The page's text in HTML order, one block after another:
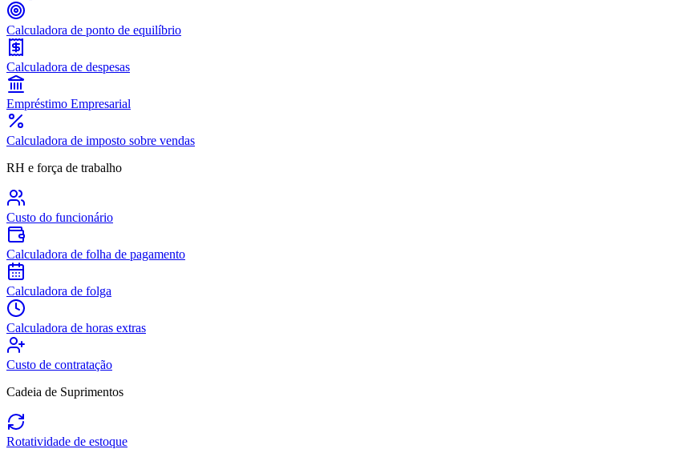
Calculadora de ponto de equilíbrio
Calculadora de despesas
Empréstimo Empresarial
Calculadora de imposto sobre vendas
RH e força de trabalho
Custo do funcionário
Calculadora de folha de pagamento
Calculadora de folga
Calculadora de horas extras
Custo de contratação
Cadeia de Suprimentos
Rotatividade de estoque